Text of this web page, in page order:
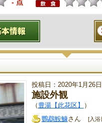
- 点
投稿日：2020年1月26日
施設外観
（ 豊湯【此花区】
）
鸚鵡鮟鱇さん [入浴